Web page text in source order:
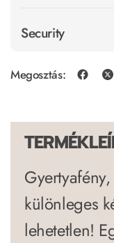
Security
Megosztás:
különleges
lehetetlen!